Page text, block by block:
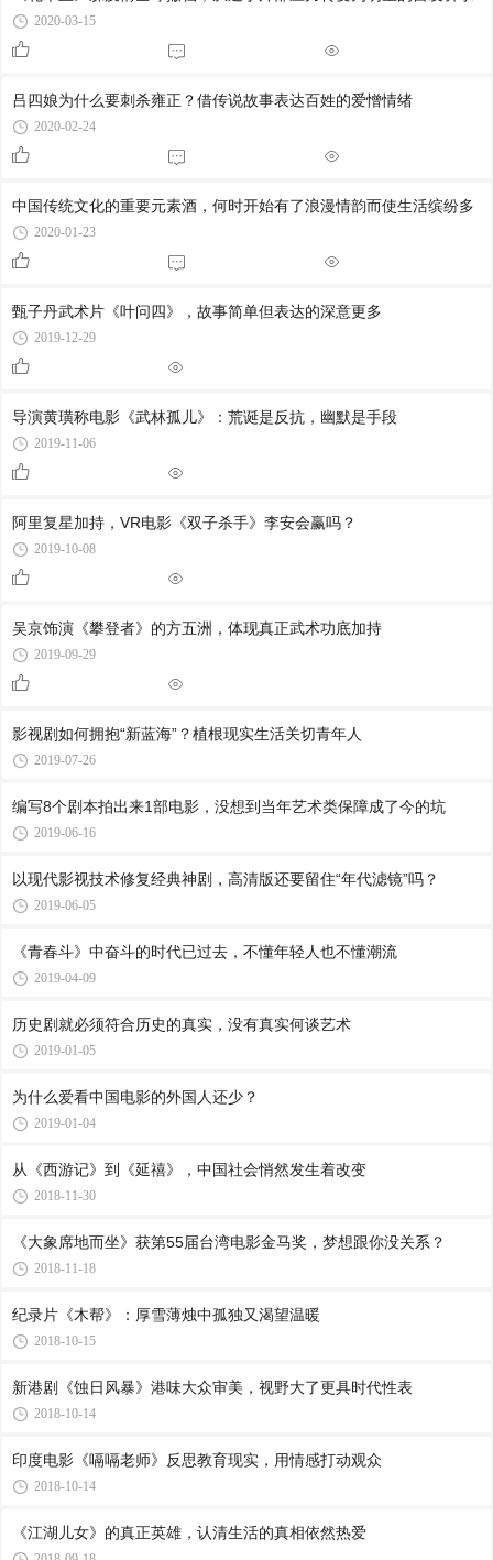
2020-03-15
吕四娘为什么要刺杀雍正？借传说故事表达百姓的爱憎情绪
2020-02-24
中国传统文化的重要元素酒，何时开始有了浪漫情韵而使生活缤纷多
2020-01-23
甄子丹武术片《叶问四》，故事简单但表达的深意更多
2019-12-29
导演黄璜称电影《武林孤儿》：荒诞是反抗，幽默是手段
2019-11-06
阿里复星加持，VR电影《双子杀手》李安会赢吗？
2019-10-08
吴京饰演《攀登者》的方五洲，体现真正武术功底加持
2019-09-29
影视剧如何拥抱“新蓝海”？植根现实生活关切青年人
2019-07-26
编写8个剧本拍出来1部电影，没想到当年艺术类保障成了今的坑
2019-06-16
以现代影视技术修复经典神剧，高清版还要留住“年代滤镜”吗？
2019-06-05
《青春斗》中奋斗的时代已过去，不懂年轻人也不懂潮流
2019-04-09
历史剧就必须符合历史的真实，没有真实何谈艺术
2019-01-05
为什么爱看中国电影的外国人还少？
2019-01-04
从《西游记》到《延禧》，中国社会悄然发生着改变
2018-11-30
《大象席地而坐》获第55届台湾电影金马奖，梦想跟你没关系？
2018-11-18
纪录片《木帮》：厚雪薄烛中孤独又渴望温暖
2018-10-15
新港剧《蚀日风暴》港味大众审美，视野大了更具时代性表
2018-10-14
印度电影《嗝嗝老师》反思教育现实，用情感打动观众
2018-10-14
《江湖儿女》的真正英雄，认清生活的真相依然热爱